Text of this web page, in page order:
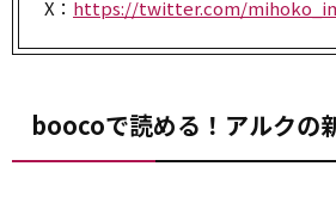
X： https://twitter.com/
boocoで読める！アルクの